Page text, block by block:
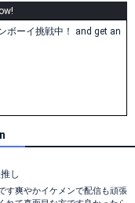
ボーイ挑戦中！ and get an
し
す爽やかイケメンで配信も頑張